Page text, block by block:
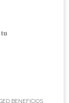
BENEFICIOS